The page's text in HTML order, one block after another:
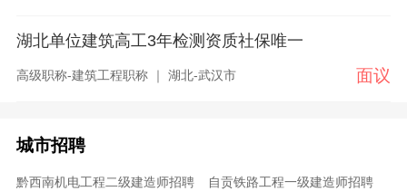
湖北单位建筑高工3年检测资质社保唯一
高级职称-建筑工程职称 ｜ 湖北-武汉市 面议
城市招聘
黔西南机电工程二级建造师招聘
自贡铁路工程一级建造师招聘